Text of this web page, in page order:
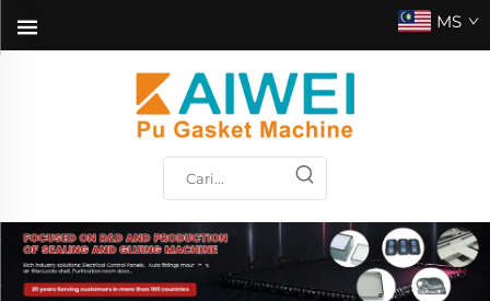
MS
APLIKASI